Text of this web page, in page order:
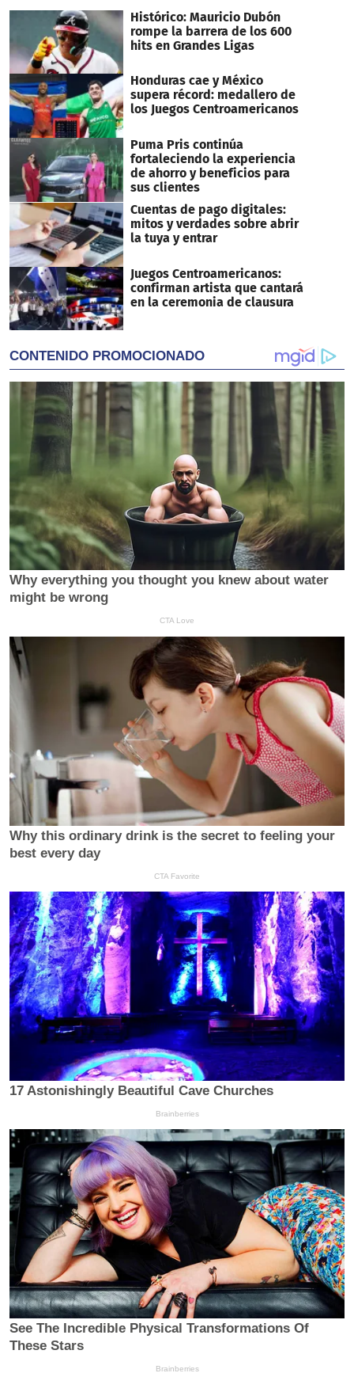
Histórico: Mauricio Dubón
rompe la barrera de los 600
hits en Grandes Ligas
Honduras cae y México
supera récord: medallero de
los Juegos Centroamericanos
Puma Pris continúa
fortaleciendo la experiencia
de ahorro y beneficios para
sus clientes
Cuentas de pago digitales:
mitos y verdades sobre abrir
la tuya y entrar
Juegos Centroamericanos:
confirman artista que cantará
en la ceremonia de clausura